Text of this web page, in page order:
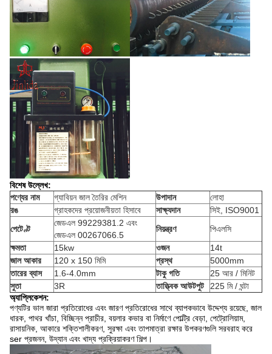
বিশেষ উল্লেখ:
পণ্যের নাম
গ্যাবিয়ন জাল তৈরির মেশিন উপাদান
লোহা
রঙ
গ্রাহকদের প্রয়োজনীয়তা হিসাবে সাক্ষ্যদান
সিই, ISO9001
পেটেণ্ট
জেডএল 99229381.2 এবং
জেডএল 00267066.5
নিয়ন্ত্রণ
পিএলসি
ক্ষমতা
15kw ওজন
14t
জাল আকার
120 x 150 মিমি প্রস্থ
5000mm
তারের ব্যাস
1.6-4.0mm টাকু গতি
25 আর / মিনিট
সুতা
3R তাত্ত্বিক আউটপুট
225 মি / ঘন্টা
অ্যাপ্লিকেশন:
পণ্যটির ভাল জারা প্রতিরোধের এবং জারণ প্রতিরোধের সাথে ব্যাপকভাবে উদ্দেশ্য রয়েছে, জাল
ধারক, পাথর খাঁচা, বিচ্ছিন্ন প্রাচীর, বয়লার কভার বা নির্মাণে পোল্ট্রি বেড়া, পেট্রোলিয়াম,
রাসায়নিক, আকারে শক্তিশালীকরণ, সুরক্ষা এবং তাপমাত্রা রক্ষার উপকরণগুলি সরবরাহ করে
ser প্রজনন, উদ্যান এবং খাদ্য প্রক্রিয়াকরণ শিল্প।